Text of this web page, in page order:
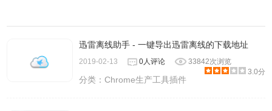
迅雷离线助手 - 一键导出迅雷离线的下载地址
2019-02-13 0人评论
33842次浏览
3.0分
分类：Chrome生产工具插件